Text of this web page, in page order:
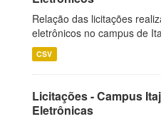
Relação das licitações
eletrônicos no campus de
CSV
Licitações - Campus
Eletrônicas